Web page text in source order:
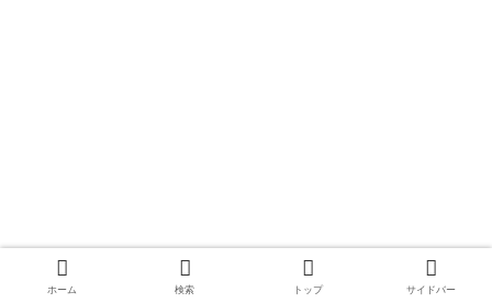
ホーム 検索 トップ サイドバー